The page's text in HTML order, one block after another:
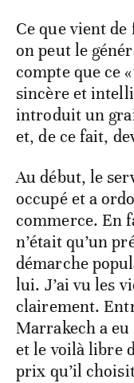
Ce que vient
on peut le
compte que ce
sincère et
introduit un
et, de ce fait,
Au début, le
occupé et a
commerce. En
n’était qu’un
démarche
lui. J’ai vu les
clairement.
Marrakech a
et le voilà libre
prix qu’il